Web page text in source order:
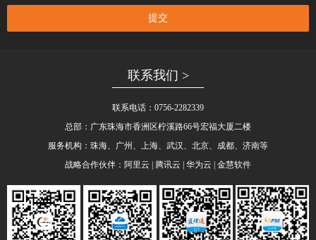
提交
联系我们 >
联系电话：0756-2282339
总部：广东珠海市香洲区柠溪路66号宏福大厦二楼
服务机构：珠海、广州、上海、武汉、北京、成都、济南等
战略合作伙伴：阿里云 | 腾讯云 | 华为云 | 金慧软件